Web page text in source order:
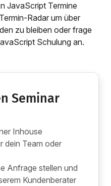
JavaScript Termine
Radar um über
zu bleiben oder frage
Schulung an.
Seminar
Inhouse
dein Team oder
Anfrage stellen und
Kundenberater